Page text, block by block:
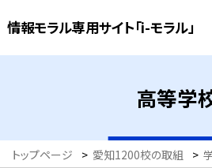
情報モラル専用サイト「i-モラル」
高等学
トップページ > 愛知1200校の取組 >